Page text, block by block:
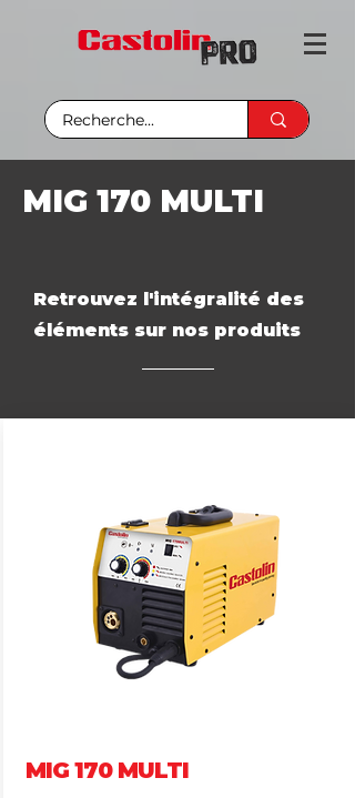
MIG 170 MULTI
Retrouvez l'intégralité des
éléments sur nos produits
MIG 170 MULTI